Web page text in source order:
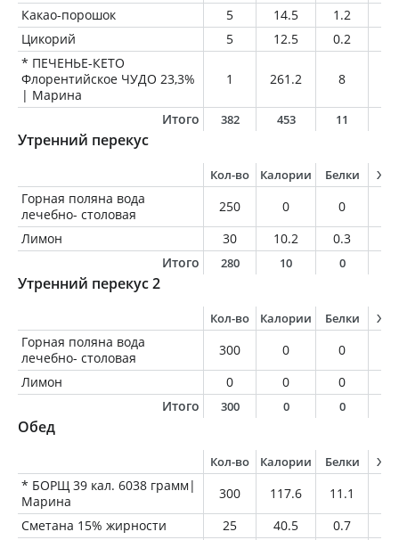
Какао-порошок
5 14.5 1.2
Цикорий
5 12.5 0.2
* ПЕЧЕНЬЕ-КЕТО
Флорентийское ЧУДО 23,3%
| Марина
1 261.2 8
Итого 382 453 11
Утренний перекус
Кол-во Калории Белки
Горная поляна вода
лечебно- столовая
250 0 0
Лимон
30 10.2 0.3
Итого
280 10 0
Утренний перекус 2
Кол-во Калории Белки
Горная поляна вода
лечебно- столовая
300 0 0
Лимон
0 0 0
Итого
300 0 0
Обед
Кол-во Калории Белки
* БОРЩ 39 кал. 6038 грамм|
Марина
300 117.6 11.1
Сметана 15% жирности
25 40.5 0.7